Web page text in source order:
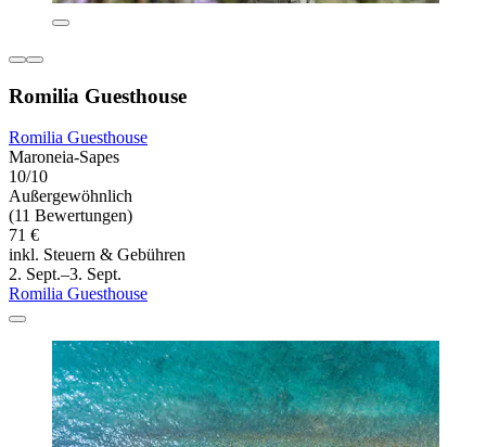
Romilia Guesthouse
Romilia Guesthouse
Maroneia-Sapes
10/10
Außergewöhnlich
(11 Bewertungen)
71 €
inkl. Steuern & Gebühren
2. Sept.–3. Sept.
Romilia Guesthouse